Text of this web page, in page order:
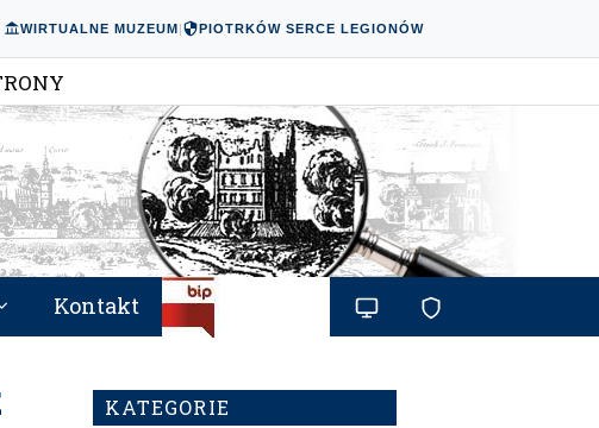
WIRTUALNE MUZEUM| PIOTRKÓW SERCE LEGIONÓW
Kontakt
KATEGORIE